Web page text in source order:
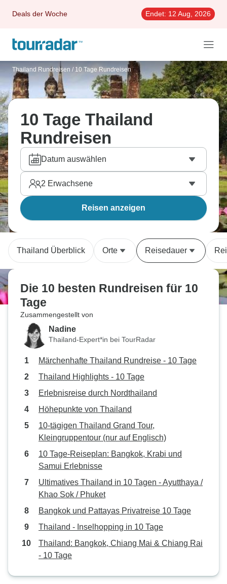
Deals der Woche Endet: 12 Aug, 2026
Thailand Rundreisen / 10 Tage Rundreisen
10 Tage Thailand
Rundreisen
Datum auswählen
2 Erwachsene
Reisen anzeigen
Thailand Überblick Orte Reisedauer
Die 10 besten Rundreisen für 10
Tage
Zusammengestellt von
Nadine
Thailand-Expert*in bei TourRadar
Märchenhafte Thailand Rundreise - 10 Tage
Thailand Highlights - 10 Tage
Erlebnisreise durch Nordthailand
Höhepunkte von Thailand
10-tägigen Thailand Grand Tour,
Kleingruppentour (nur auf Englisch)
10 Tage-Reiseplan: Bangkok, Krabi und
Samui Erlebnisse
Ultimatives Thailand in 10 Tagen - Ayutthaya /
Khao Sok / Phuket
Bangkok und Pattayas Privatreise 10 Tage
Thailand - Inselhopping in 10 Tage
Thailand: Bangkok, Chiang Mai & Chiang Rai
- 10 Tage